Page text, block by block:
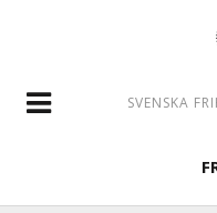
SVENSKA